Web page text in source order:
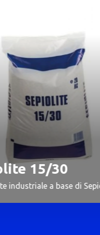
di Sepiolite